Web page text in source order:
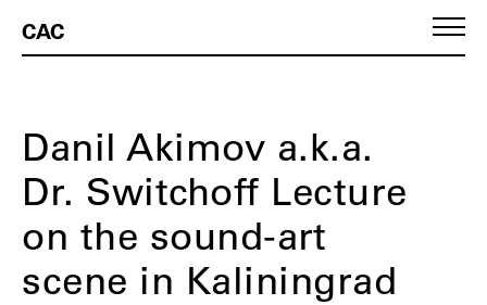
CAC
Danil Akimov a.k.a.
Dr. Switchoff Lecture
on the sound-art
scene in Kaliningrad